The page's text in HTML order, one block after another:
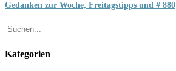
Gedanken zur Woche, Freitagstipps und # 880
Kategorien